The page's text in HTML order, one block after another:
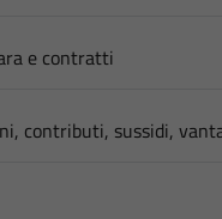
e contratti
contributi, sussidi,